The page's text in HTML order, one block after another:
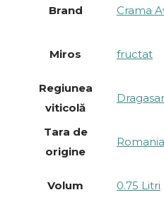
Brand Crama
Miros fructat
Regiunea
viticolă
Tara de
origine
Romania
Volum 0.75 Litri